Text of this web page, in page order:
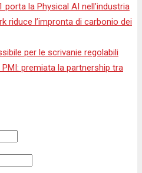
porta la Physical AI nell’industria
riduce l’impronta di carbonio dei
per le scrivanie regolabili
premiata la partnership tra